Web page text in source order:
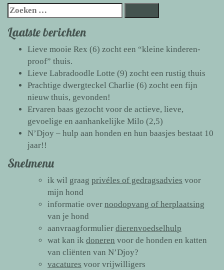
honden
N’Djoy
Zoeken
naar:
Laatste berichten
Lieve mooie Rex (6) zocht een “kleine kinderen-
proof” thuis.
Lieve Labradoodle Lotte (9) zocht een rustig thuis
Prachtige dwergteckel Charlie (6) zocht een fijn
nieuw thuis, gevonden!
Ervaren baas gezocht voor de actieve, lieve,
gevoelige en aanhankelijke Milo (2,5)
N’Djoy – hulp aan honden en hun baasjes bestaat 10
jaar!!
Snelmenu
ik wil graag privéles of gedragsadvies voor
mijn hond
informatie over noodopvang of herplaatsing
van je hond
aanvraagformulier dierenvoedselhulp
wat kan ik doneren voor de honden en katten
van cliënten van N’Djoy?
vacatures voor vrijwilligers